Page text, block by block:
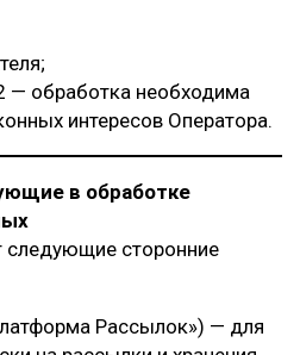
— обработка необходима
интересов Оператора.
в обработке
следующие сторонние
Рассылок») — для